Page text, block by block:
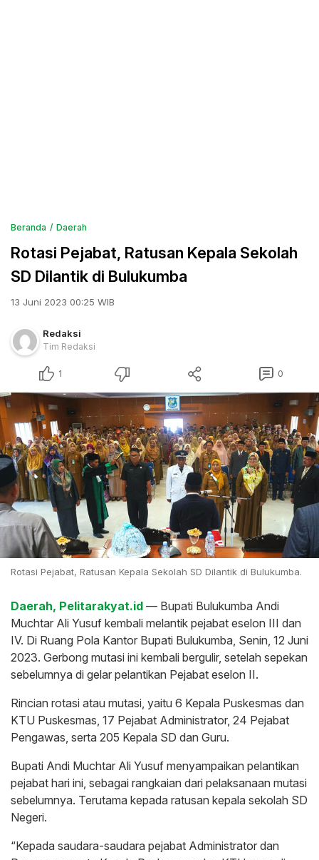
Beranda Daerah
Rotasi Pejabat, Ratusan Kepala Sekolah
SD Dilantik di Bulukumba
13 Juni 2023 00:25 WIB
Redaksi
Tim Redaksi
1 0
Rotasi Pejabat, Ratusan Kepala Sekolah SD Dilantik di Bulukumba.
Daerah, Pelitarakyat.id — Bupati Bulukumba Andi
Muchtar Ali Yusuf kembali melantik pejabat eselon III dan
IV. Di Ruang Pola Kantor Bupati Bulukumba, Senin, 12 Juni
2023. Gerbong mutasi ini kembali bergulir, setelah sepekan
sebelumnya di gelar pelantikan Pejabat eselon II.
Rincian rotasi atau mutasi, yaitu 6 Kepala Puskesmas dan
KTU Puskesmas, 17 Pejabat Administrator, 24 Pejabat
Pengawas, serta 205 Kepala SD dan Guru.
Bupati Andi Muchtar Ali Yusuf menyampaikan pelantikan
pejabat hari ini, sebagai rangkaian dari pelaksanaan mutasi
sebelumnya. Terutama kepada ratusan kepala sekolah SD
Negeri.
“Kepada saudara-saudara pejabat Administrator dan